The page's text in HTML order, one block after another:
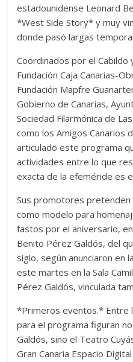
estadounidense Leonard
*West Side Story* y muy
donde pasó largas
Coordinados por el Cabildo
Fundación Caja Canarias-
Fundación Mapfre
Gobierno de Canarias,
Sociedad Filarmónica de
como los Amigos Canarios
articulado este programa
actividades entre lo que
exacta de la efeméride es
Sus promotores pretenden
como modelo para
fastos por el aniversario,
Benito Pérez Galdós, del
siglo, según anunciaron en
este martes en la Sala
Pérez Galdós, vinculada
*Primeros eventos.* Entre
para el programa figuran
Galdós, sino el Teatro
Gran Canaria Espacio